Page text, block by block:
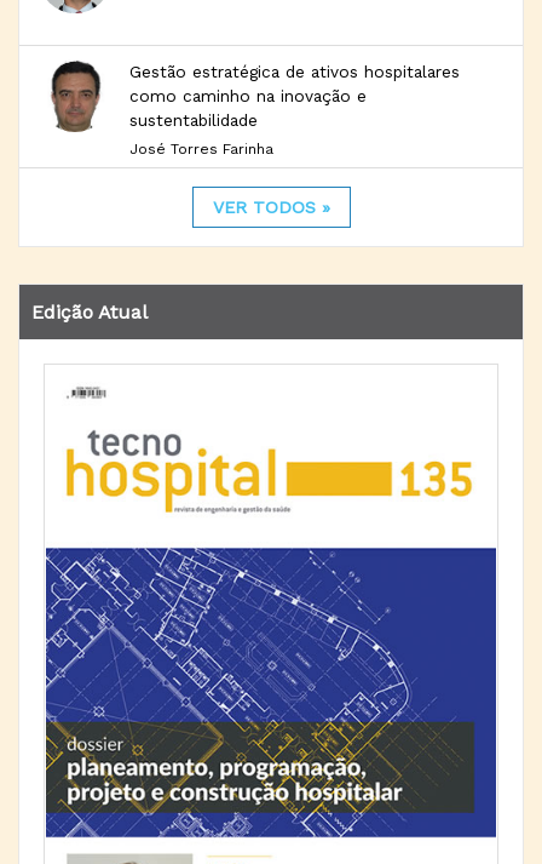
Gestão estratégica de ativos hospitalares
como caminho na inovação e
sustentabilidade
José Torres Farinha
VER TODOS »
Edição Atual